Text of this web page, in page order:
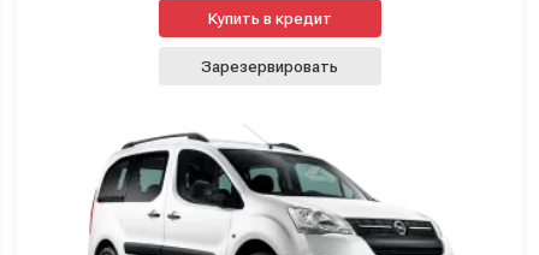
Купить в кредит
Зарезервировать